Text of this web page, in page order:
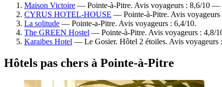
Maison Victoire — Pointe-à-Pitre. Avis voyageurs : 8,6/10 —
CYRUS HOTEL-HOUSE — Pointe-à-Pitre. Avis
La solitude — Pointe-a-Pitre. Avis voyageurs : 6,4/10.
The GREEN Hostel — Pointe-à-Pitre. Avis voyageurs : 4,8/
Karaibes Hotel — Le Gosier. Hôtel 2 étoiles. Avis voyageurs
Hôtels pas chers à Pointe-à-Pitre